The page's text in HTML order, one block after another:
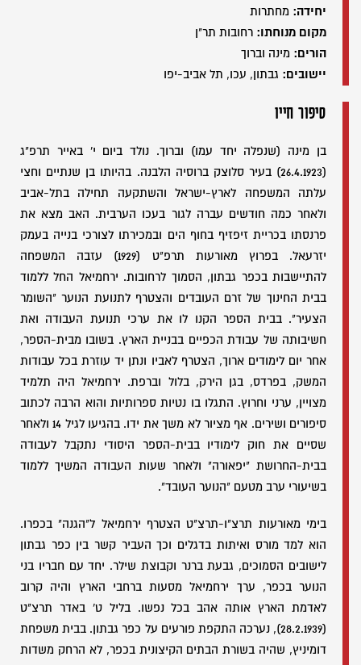
יחידה: מחתרות
מקום מנוחתו: רחובות תר"ן
הורים: מינה וברוך
יישובים: גבתון, עכו, תל אביב-יפו
סיפור חייו
בן מינה (שנפלה יחד עמו) וברוך. נולד ביום י' באייר תרפ"ג
(26.4.1923) בעיר סלוצק ברוסיה הלבנה. בהיותו בן שנתיים וחצי
עלתה המשפחה לארץ-ישראל והשתקעה תחילה בתל-אביב
ולאחר כמה חודשים עברה לגור בעכו הערבית. האב מצא את
פרנסתו בכריית זיפזיף בחוף הים ובמכירתו לצורכי בנייה בעמק
יזרעאל. בפרוץ מאורעות תרפ"ט (1929) עזבה המשפחה
להתיישבות בכפר גבתון, הסמוך לרחובות. ירחמיאל החל ללמוד
בבית החינוך של זרם העובדים והצטרף לתנועת הנוער "השומר
הצעיר". בבית הספר הקנו לו את ערכי תנועת העבודה ואת
חשיבותה של עבודת הכפיים בבניית הארץ. בשובו מבית-הספר,
אחר יום לימודים ארוך, הצטרף לאביו ונתן יד עוזרת בכל עבודות
המשק, בפרדס, בגן הירק, בלול וברפת. ירחמיאל היה תלמיד
מצויין, ערני וחרוץ. התגלו בו נטיות ספרותיות והוא הרבה לכתוב
סיפורים ושירים. אף מציור לא משך את ידו. בהגיעו לגיל 14 ולאחר
שסיים את חוק לימודיו בבית-הספר היסודי נתקבל לעבודה
בבית-החרושת "יפאורה" ולאחר שעות העבודה המשיך ללמוד
בשיעורי ערב מטעם "הנוער העובד".
בימי מאורעות תרצ"ו-תרצ"ט הצטרף ירחמיאל ל"הגנה" בכפרו.
הוא למד מורס ואיתות בדגלים וכך העביר קשר בין כפר גבתון
לישובים הסמוכים, גבעת ברנר וקבוצת שילר. יחד עם חבריו בני
הנוער בכפר, ערך ירחמיאל מסעות ברחבי הארץ והיה קרוב
לאדמת הארץ אותה אהב בכל נפשו. בליל ט' באדר תרצ"ט
(28.2.1939), נערכה התקפת פורעים על כפר גבתון. בבית משפחת
דומיניץ, שהיה בשורת הבתים הקיצונית בכפר, לא הרחק משדות